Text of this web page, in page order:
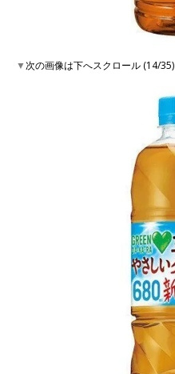
▼次の画像は下へスクロール (14/35)